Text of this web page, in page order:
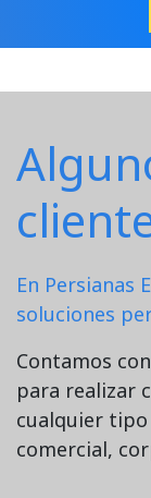
En Persianas
soluciones
Contamos
para realizar
cualquier
comercial,